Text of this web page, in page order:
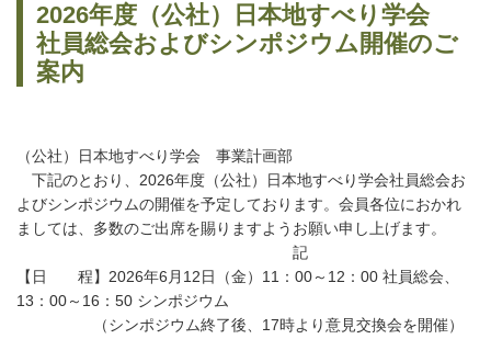
2026年度（公社）日本地すべり学会
社員総会およびシンポジウム開催のご
案内
（公社）日本地すべり学会 事業計画部
下記のとおり、2026年度（公社）日本地すべり学会社員総会お
よびシンポジウムの開催を予定しております。会員各位におかれ
ましては、多数のご出席を賜りますようお願い申し上げます。
記
【日 程】2026年6月12日（金）11：00～12：00 社員総会、
13：00～16：50 シンポジウム
（シンポジウム終了後、17時より意見交換会を開催）